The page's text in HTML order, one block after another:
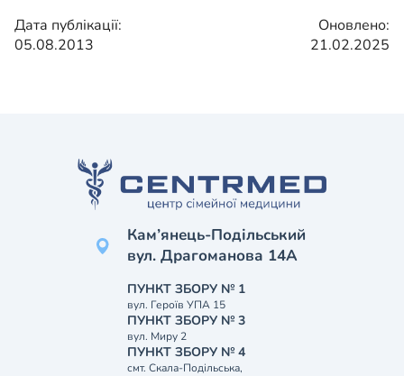
Дата публікації:
05.08.2013
Оновлено:
21.02.2025
Кам’янець-Подільський
вул. Драгоманова 14А
ПУНКТ ЗБОРУ № 1
вул. Героїв УПА 15
ПУНКТ ЗБОРУ № 3
вул. Миру 2
ПУНКТ ЗБОРУ № 4
смт. Скала-Подільська,